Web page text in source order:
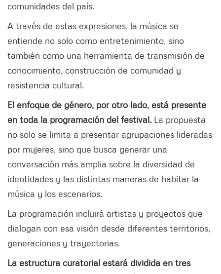
comunidades del país.
A través de estas expresiones, la música se
entiende no solo como entretenimiento, sino
también como una herramienta de transmisión de
conocimiento, construcción de comunidad y
resistencia cultural.
El enfoque de género, por otro lado, está presente
en toda la programación del festival. La propuesta
no solo se limita a presentar agrupaciones lideradas
por mujeres, sino que busca generar una
conversación más amplia sobre la diversidad de
identidades y las distintas maneras de habitar la
música y los escenarios.
La programación incluirá artistas y proyectos que
dialogan con esa visión desde diferentes territorios,
generaciones y trayectorias.
La estructura curatorial estará dividida en tres